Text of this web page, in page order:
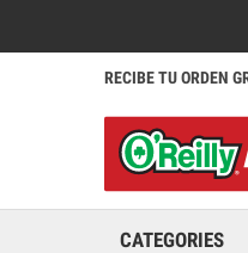
RECIBE TU ORDEN
CATEGORIES